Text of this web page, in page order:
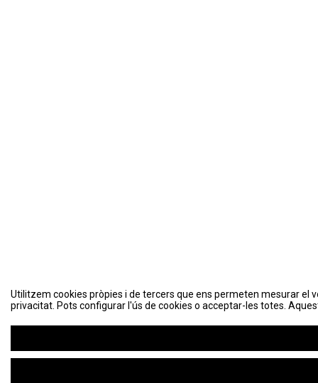
Utilitzem cookies pròpies i de tercers que ens permeten mesurar el
privacitat. Pots configurar l'ús de cookies o acceptar-les totes.